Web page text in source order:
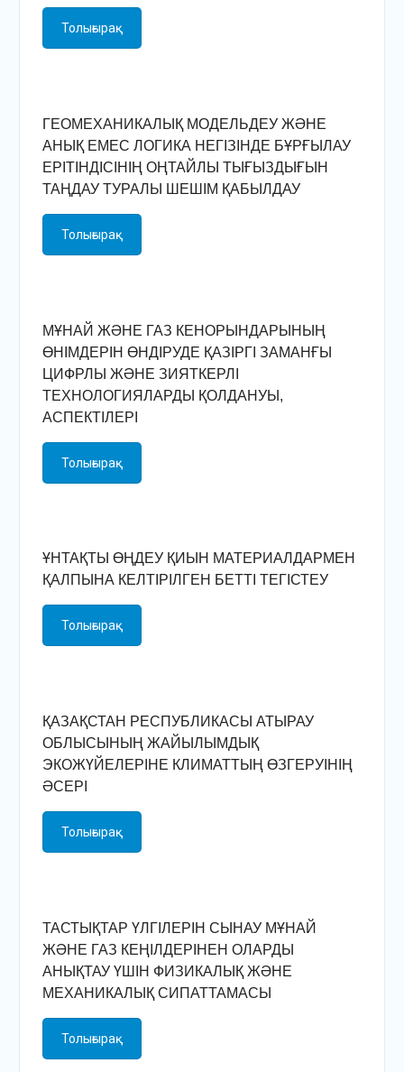
Толығырақ
ГЕОМЕХАНИКАЛЫҚ МОДЕЛЬДЕУ ЖӘНЕ
АНЫҚ ЕМЕС ЛОГИКА НЕГІЗІНДЕ БҰРҒЫЛАУ
ЕРІТІНДІСІНІҢ ОҢТАЙЛЫ ТЫҒЫЗДЫҒЫН
ТАҢДАУ ТУРАЛЫ ШЕШІМ ҚАБЫЛДАУ
Толығырақ
МҰНАЙ ЖӘНЕ ГАЗ КЕНОРЫНДАРЫНЫҢ
ӨНІМДЕРІН ӨНДІРУДЕ ҚАЗІРГІ ЗАМАНҒЫ
ЦИФРЛЫ ЖӘНЕ ЗИЯТКЕРЛІ
ТЕХНОЛОГИЯЛАРДЫ ҚОЛДАНУЫ,
АСПЕКТІЛЕРІ
Толығырақ
ҰНТАҚТЫ ӨҢДЕУ ҚИЫН МАТЕРИАЛДАРМЕН
ҚАЛПЫНА КЕЛТІРІЛГЕН БЕТТІ ТЕГІСТЕУ
Толығырақ
ҚАЗАҚСТАН РЕСПУБЛИКАСЫ АТЫРАУ
ОБЛЫСЫНЫҢ ЖАЙЫЛЫМДЫҚ
ЭКОЖҮЙЕЛЕРІНЕ КЛИМАТТЫҢ ӨЗГЕРУІНІҢ
ӘСЕРІ
Толығырақ
ТАСТЫҚТАР ҮЛГІЛЕРІН СЫНАУ МҰНАЙ
ЖӘНЕ ГАЗ КЕҢІЛДЕРІНЕН ОЛАРДЫ
АНЫҚТАУ ҮШІН ФИЗИКАЛЫҚ ЖӘНЕ
МЕХАНИКАЛЫҚ СИПАТТАМАСЫ
Толығырақ